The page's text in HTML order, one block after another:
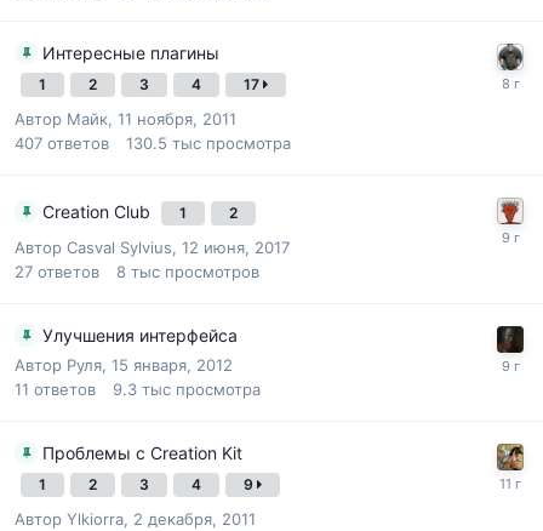
Интересные плагины
1 2 3 4 17
Автор Майк, 11 ноября, 2011
407 ответов 130.5 тыс просмотра
Creation Club 1 2
Автор Casval Sylvius, 12 июня, 2017
27 ответов 8 тыс просмотров
Улучшения интерфейса
Автор Руля, 15 января, 2012
11 ответов 9.3 тыс просмотра
Проблемы с Creation Kit
1 2 3 4 9
Автор Ylkiorra, 2 декабря, 2011